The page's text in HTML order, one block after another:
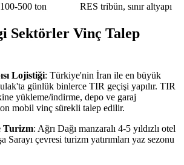
100-500 ton RES tribün, sınır altyapı
Sektörler Vinç Talep
Lojistiği: Türkiye'nin İran ile en büyük
günlük binlerce TIR geçişi yapılır. TIR
yükleme/indirme, depo ve garaj
mobil vinç sürekli talep edilir.
Turizm: Ağrı Dağı manzaralı 4-5 yıldızlı otel
Sarayı çevresi turizm yatırımları yaz sezonu